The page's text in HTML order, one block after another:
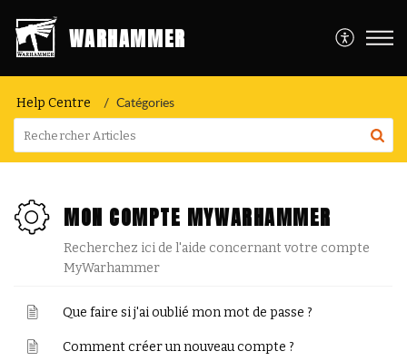
WARHAMMER
Help Centre Catégories
MON COMPTE MYWARHAMMER
Recherchez ici de l'aide concernant votre compte
MyWarhammer
Que faire si j'ai oublié mon mot de passe ?
Comment créer un nouveau compte ?